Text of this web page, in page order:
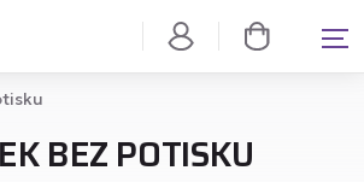
BEZ POTISKU